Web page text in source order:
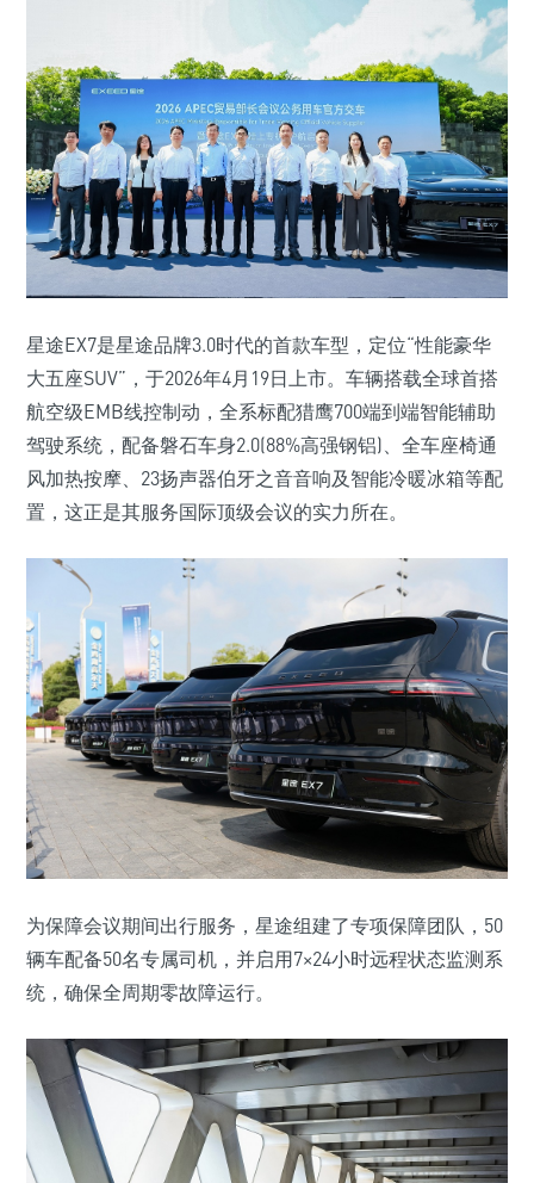
星途EX7是星途品牌3.0时代的首款车型，定位“性能豪华
大五座SUV”，于2026年4月19日上市。车辆搭载全球首搭
航空级EMB线控制动，全系标配猎鹰700端到端智能辅助
驾驶系统，配备磐石车身2.0(88%高强钢铝)、全车座椅通
风加热按摩、23扬声器伯牙之音音响及智能冷暖冰箱等配
置，这正是其服务国际顶级会议的实力所在。
为保障会议期间出行服务，星途组建了专项保障团队，50
辆车配备50名专属司机，并启用7×24小时远程状态监测系
统，确保全周期零故障运行。